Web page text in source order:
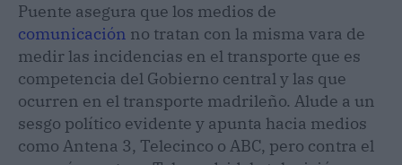
Puente asegura que los medios de
comunicación no tratan con la misma vara de
medir las incidencias en el transporte que es
competencia del Gobierno central y las que
ocurren en el transporte madrileño. Alude a un
sesgo político evidente y apunta hacia medios
como Antena 3, Telecinco o ABC, pero contra el